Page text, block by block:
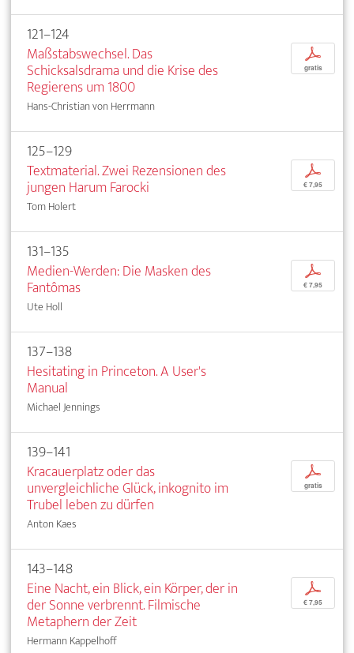
121–124
Maßstabswechsel. Das
Schicksalsdrama und die Krise des
Regierens um 1800
Hans-Christian von Herrmann
p
gratis
125–129
Textmaterial. Zwei Rezensionen des
jungen Harum Farocki
Tom Holert
p
€ 7,95
131–135
Medien-Werden: Die Masken des
Fantômas
Ute Holl
p
€ 7,95
137–138
Hesitating in Princeton. A User's
Manual
Michael Jennings
139–141
Kracauerplatz oder das
unvergleichliche Glück, inkognito im
Trubel leben zu dürfen
Anton Kaes
p
gratis
143–148
Eine Nacht, ein Blick, ein Körper, der in
der Sonne verbrennt. Filmische
Metaphern der Zeit
Hermann Kappelhoff
p
€ 7,95